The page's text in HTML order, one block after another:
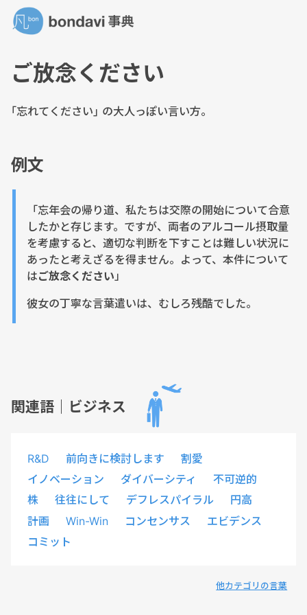
ご放念ください
｢忘れてください｣ の大人っぽい言い方。
例文
「忘年会の帰り道、私たちは交際の開始について合意
したかと存じます。ですが、両者のアルコール摂取量
を考慮すると、適切な判断を下すことは難しい状況に
あったと考えざるを得ません。よって、本件について
はご放念ください」
彼女の丁寧な言葉遣いは、むしろ残酷でした。
関連語｜ビジネス
R&D 前向きに検討します
割愛
イノベーション
ダイバーシティ
不可逆的
株
往往にして デフレスパイラル
円高
計画
Win-Win コンセンサス
エビデンス
コミット
他カテゴリの言葉